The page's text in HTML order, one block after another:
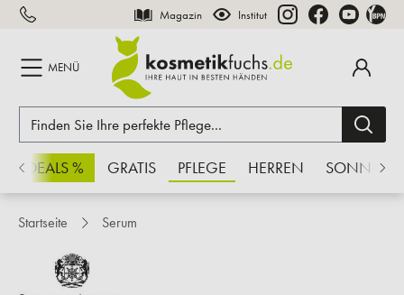
springen Magazin Institut
MENÜ
% GRATIS PFLEGE HERREN SONNE
Startseite Serum